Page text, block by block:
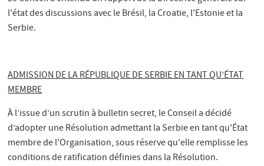
l'état des discussions avec le Brésil, la Croatie, l'Estonie et la
Serbie.
ADMISSION DE LA RÉPUBLIQUE DE SERBIE EN TANT QU’ÉTAT
MEMBRE
À l’issue d’un scrutin à bulletin secret, le Conseil a décidé
d’adopter une Résolution admettant la Serbie en tant qu'État
membre de l'Organisation, sous réserve qu'elle remplisse les
conditions de ratification définies dans la Résolution.